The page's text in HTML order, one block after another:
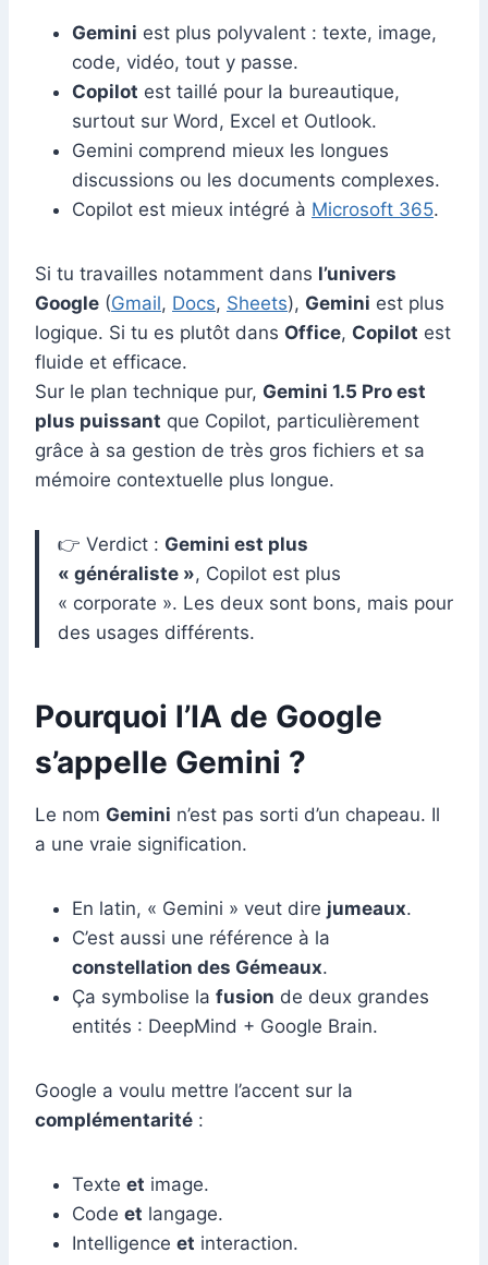
Gemini est plus polyvalent : texte, image,
code, vidéo, tout y passe.
Copilot est taillé pour la bureautique,
surtout sur Word, Excel et Outlook.
Gemini comprend mieux les longues
discussions ou les documents complexes.
Copilot est mieux intégré à Microsoft 365.
Si tu travailles notamment dans l’univers
Google (Gmail, Docs, Sheets), Gemini est plus
logique. Si tu es plutôt dans Office, Copilot est
fluide et efficace.
Sur le plan technique pur, Gemini 1.5 Pro est
plus puissant que Copilot, particulièrement
grâce à sa gestion de très gros fichiers et sa
mémoire contextuelle plus longue.
👉 Verdict : Gemini est plus
« généraliste », Copilot est plus
« corporate ». Les deux sont bons, mais pour
des usages différents.
Pourquoi l’IA de Google
s’appelle Gemini ?
Le nom Gemini n’est pas sorti d’un chapeau. Il
a une vraie signification.
En latin, « Gemini » veut dire jumeaux.
C’est aussi une référence à la
constellation des Gémeaux.
Ça symbolise la fusion de deux grandes
entités : DeepMind + Google Brain.
Google a voulu mettre l’accent sur la
complémentarité :
Texte et image.
Code et langage.
Intelligence et interaction.